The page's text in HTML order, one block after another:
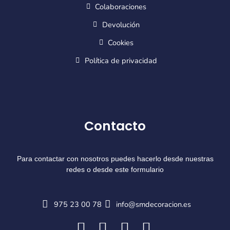
Colaboraciones
Devolución
Cookies
Política de privacidad
Contacto
Para contactar con nosotros puedes hacerlo desde nuestras
redes o desde este formulario
975 23 00 78 info@smdecoracion.es